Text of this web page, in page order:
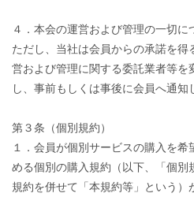
４．本会の運営および管理の一切に
ただし、当社は会員からの承諾を得
営および管理に関する委託業者等を
し、事前もしくは事後に会員へ通知
第３条（個別規約）
１．会員が個別サービスの購入を
める個別の購入規約（以下、「個別
規約を併せて「本規約等」という）